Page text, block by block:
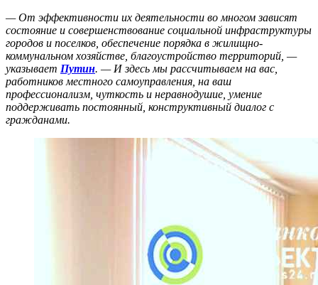
— От эффективности их деятельности во многом зависят
состояние и совершенствование социальной инфраструктуры
городов и поселков, обеспечение порядка в жилищно-
коммунальном хозяйстве, благоустройство территорий, —
указывает Путин. — И здесь мы рассчитываем на вас,
работников местного самоуправления, на ваш
профессионализм, чуткость и неравнодушие, умение
поддерживать постоянный, конструктивный диалог с
гражданами.